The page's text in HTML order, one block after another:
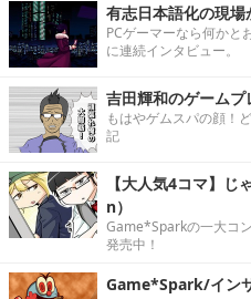
有志日本語化の現場
PCゲーマーなら何かと
に連続インタビュー。
吉田輝和のゲームプ
もはやゲムスパの顔！
記
【大人気4コマ】
n）
Game*Sparkの一大コ
発売中！
Game*Spark/イン